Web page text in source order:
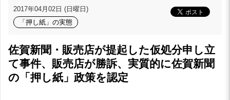
2017年04月02日 (日曜日)
「押し紙」の実態
佐賀新聞・販売店が提起した仮処分申し立
て事件、販売店が勝訴、実質的に佐賀新聞
の「押し紙」政策を認定